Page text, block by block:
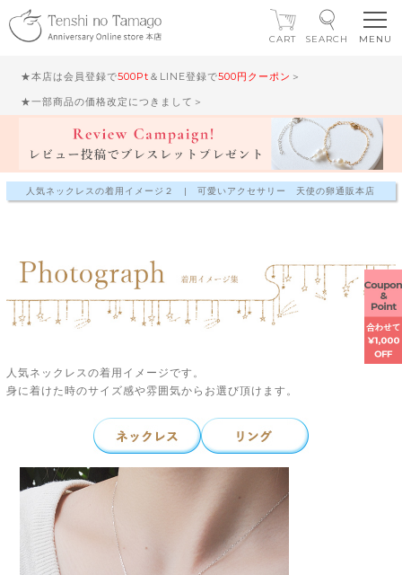
★本店は会員登録で500Pt ＆LINE登録で500円クーポン ＞
★一部商品の価格改定につきまして＞
CART SEARCH
人気ネックレスの着用イメージ２ | 可愛いアクセサリー 天使の卵通販本店
人気ネックレスの着用イメージです。
身に着けた時のサイズ感や雰囲気からお選び頂けます。